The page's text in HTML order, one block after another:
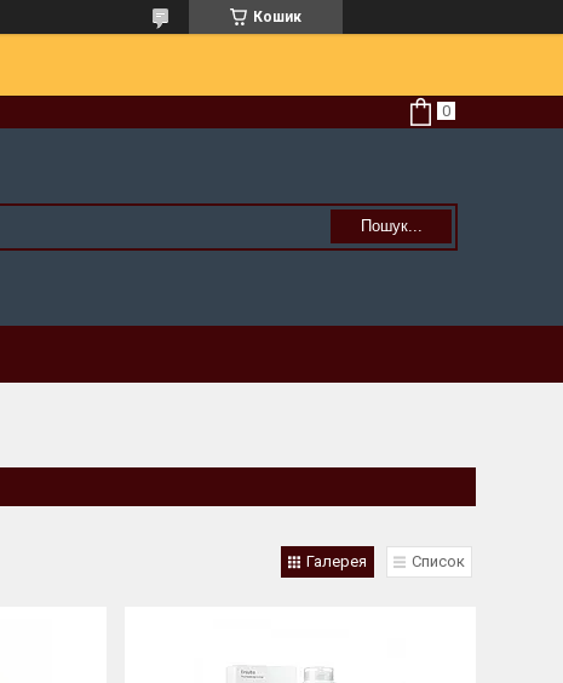
Кошик
Пошук...
Галерея Список